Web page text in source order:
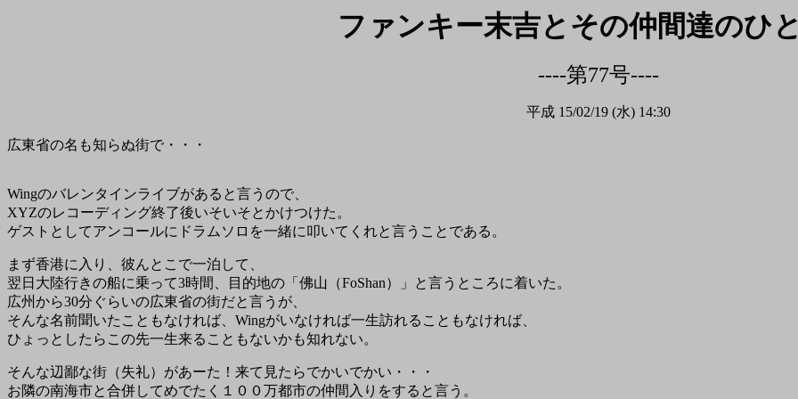
ファンキー末吉とその仲間達のひ
----第77号----
平成 15/02/19 (水) 14:30
広東省の名も知らぬ街で・・・
Wingのバレンタインライブがあると言うので、
XYZのレコーディング終了後いそいそとかけつけた。
ゲストとしてアンコールにドラムソロを一緒に叩いてくれと言うことである。
まず香港に入り、彼んとこで一泊して、
翌日大陸行きの船に乗って3時間、目的地の「佛山（FoShan）」と言うところに着いた。
広州から30分ぐらいの広東省の街だと言うが、
そんな名前聞いたこともなければ、Wingがいなければ一生訪れることもなければ、
ひょっとしたらこの先一生来ることもないかも知れない。
そんな辺鄙な街（失礼）があーた！来て見たらでかいでかい・・・
お隣の南海市と合併してめでたく１００万都市の仲間入りをすると言う。